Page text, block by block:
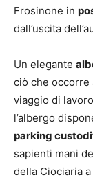
Frosinone in
dall’uscita
Un elegante
ciò che occorre
viaggio di
l’albergo
parking
sapienti mani
della Ciociaria